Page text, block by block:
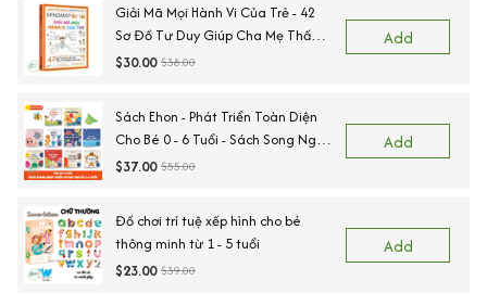
Giải Mã Mọi Hành Vi Của Trẻ - 42
Sơ Đồ Tư Duy Giúp Cha Mẹ Thấu
Hiểu Tâm Lý Và Hành Vi Của Con
$30.00 $38.00
Add
Sách Ehon - Phát Triển Toàn Diện
Cho Bé 0 - 6 Tuổi - Sách Song Ngữ
Việt - Anh
$37.00 $55.00
Add
Đồ chơi trí tuệ xếp hình cho bé
thông minh từ 1 - 5 tuổi
$23.00 $39.00
Add